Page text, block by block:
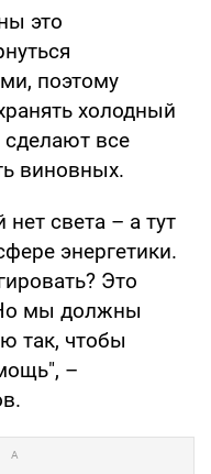
это
поэтому
холодный
сделают все
виновных.
света – а тут
энергетики.
Это
мы должны
так, чтобы
–